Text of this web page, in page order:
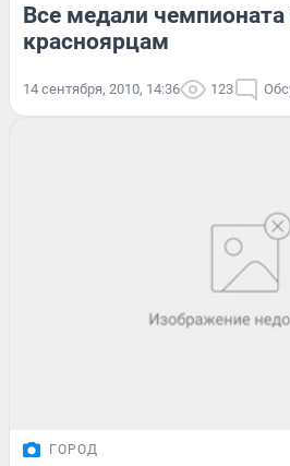
Все медали
красноярцам
14 сентября, 2010, 14:36 123
ГОРОД